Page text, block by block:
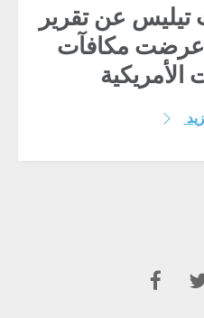
عن تقرير
عرضت مكافآت
الأمريكية